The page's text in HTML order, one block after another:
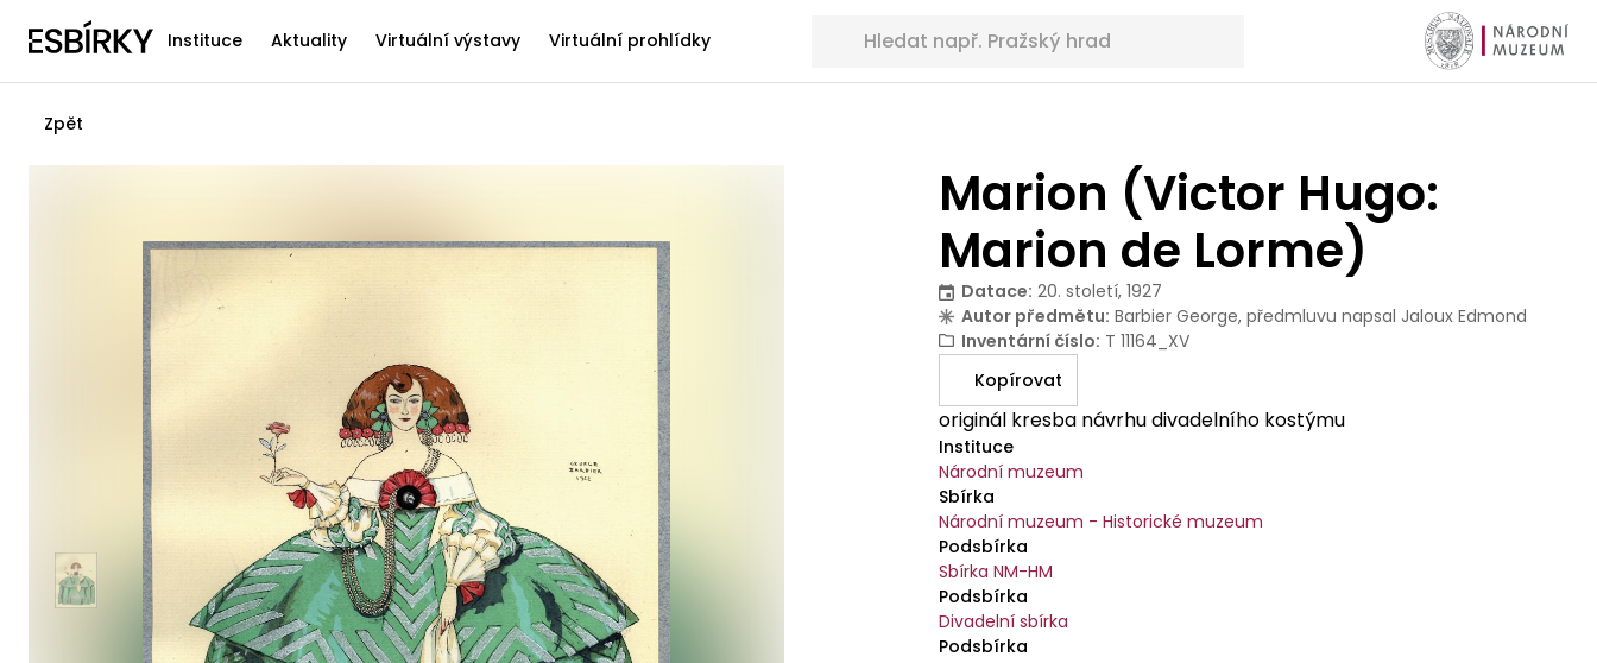
Instituce Aktuality Virtuální výstavy Virtuální prohlídky
Zpět
Marion (Victor Hugo:
Marion de Lorme)
Datace: 20. století, 1927
Autor předmětu: Barbier George, předmluvu napsal Jaloux Edmond
Inventární číslo: T 11164_XV
Kopírovat
originál kresba návrhu divadelního kostýmu
Instituce
Národní muzeum
Sbírka
Národní muzeum - Historické muzeum
Podsbírka
Sbírka NM-HM
Podsbírka
Divadelní sbírka
Podsbírka